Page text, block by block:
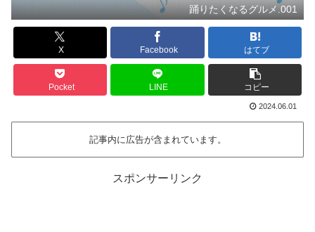
踊りたくなるグルメ.001
X Facebook はてブ
Pocket LINE コピー
2024.06.01
記事内に広告が含まれています。
スポンサーリンク